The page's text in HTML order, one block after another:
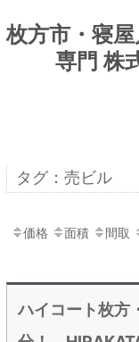
枚方市・寝
専門 株
タグ：売ビル
価格 面積 間取
ハイコート枚方